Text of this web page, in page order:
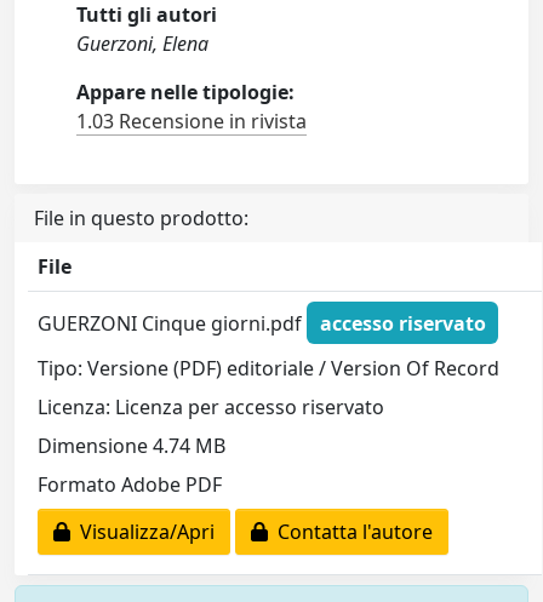
Tutti gli autori
Guerzoni, Elena
Appare nelle tipologie:
1.03 Recensione in rivista
File in questo prodotto:
File
GUERZONI Cinque giorni.pdf
accesso riservato
Tipo: Versione (PDF) editoriale / Version Of Record
Licenza: Licenza per accesso riservato
Dimensione 4.74 MB
Formato Adobe PDF
Visualizza/Apri
Contatta l'autore